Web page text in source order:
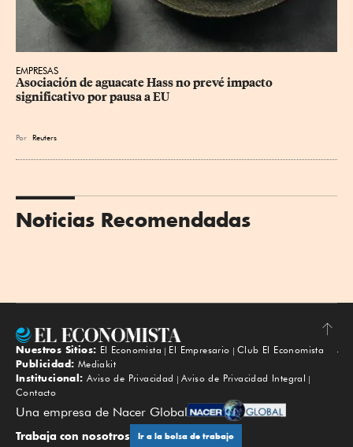
EMPRESAS
Asociación de aguacate Hass no prevé impacto
significativo por pausa a EU
Por Reuters
Noticias Recomendadas
Subir
Nuestros Sitios: El Economista El Empresario
Club El Economista
Publicidad: Mediakit
Institucional: Aviso de Privacidad
Aviso de Privacidad Integral
Contacto
Una empresa de Nacer Global
Trabaja con nosotros Ir a la bolsa de trabajo